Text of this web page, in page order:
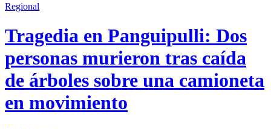
Regional
Tragedia en Panguipulli: Dos
personas murieron tras caída
de árboles sobre una camioneta
en movimiento